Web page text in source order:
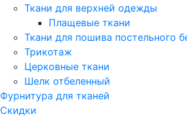
Ткани для верхней одежды
Плащевые ткани
Ткани для пошива постельного
Трикотаж
Церковные ткани
Шелк отбеленный
Фурнитура для тканей
Скидки